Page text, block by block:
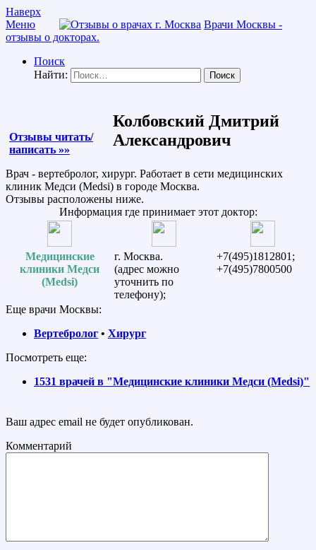
Наверх
Меню
Врачи Москвы -
отзывы о докторах.
Поиск
Найти:
Отзывы читать/
написать »»
Колбовский Дмитрий
Александрович
Врач - вертебролог, хирург. Работает в сети медицинских
клиник Медси (Medsi) в городе Москва.
Отзывы расположены ниже.
Информация где принимает этот доктор:
Медицинские
клиники Медси
(Medsi)
г. Москва.
(адрес можно
уточнить по
телефону);
+7(495)1812801;
+7(495)7800500
Еще врачи Москвы:
Вертебролог • Хирург
Посмотреть еще:
1531 врачей в "Медицинские клиники Медси (Medsi)"
Ваш адрес email не будет опубликован.
Комментарий